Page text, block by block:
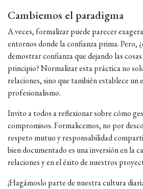
Cambiemos el paradigma
A veces, formalizar puede parecer
entornos donde la confianza prima. Pero,
demostrar confianza que dejando las
principio? Normalizar esta práctica no
relaciones, sino que también establece un
profesionalismo.
Invito a todos a reflexionar sobre cómo
compromisos. Formalicemos, no por
respeto mutuo y responsabilidad
bien documentado es una inversión en la
relaciones y en el éxito de nuestros
¡Hagámoslo parte de nuestra cultura